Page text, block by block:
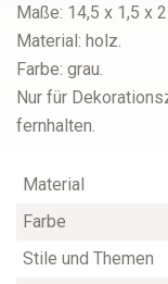
Maße: 14,5 x 1,5 x
Material: holz.
Farbe: grau.
Nur für
fernhalten.
Material
Farbe
Stile und Themen